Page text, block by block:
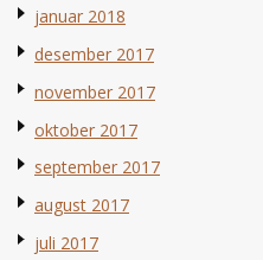
januar 2018
desember 2017
november 2017
oktober 2017
september 2017
august 2017
juli 2017